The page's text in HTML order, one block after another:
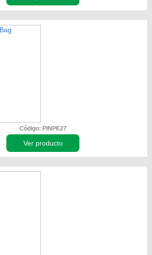
Código: PINPE27
Ver producto